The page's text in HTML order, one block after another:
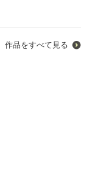
２年)の５月末頃
作品をすべて見る